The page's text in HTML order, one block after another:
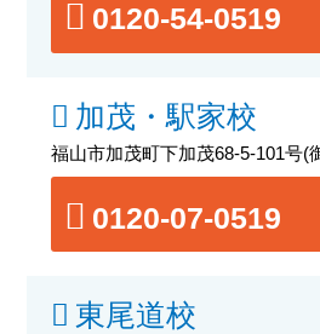
0120-54-0519
加茂・駅家校
福山市加茂町下加茂68-5-101号(
0120-07-0519
東尾道校